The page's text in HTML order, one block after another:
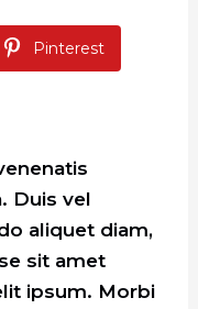
Pinterest
Duis vel
aliquet diam,
sit amet
ipsum. Morbi